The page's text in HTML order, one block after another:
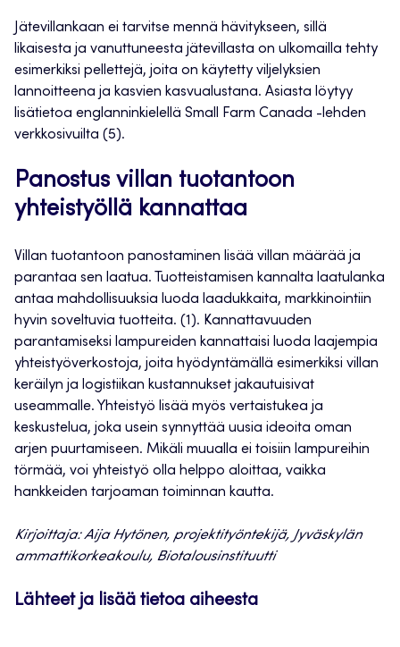
Jätevillankaan ei tarvitse mennä hävitykseen, sillä
likaisesta ja vanuttuneesta jätevillasta on ulkomailla tehty
esimerkiksi pellettejä, joita on käytetty viljelyksien
lannoitteena ja kasvien kasvualustana. Asiasta löytyy
lisätietoa englanninkielellä Small Farm Canada -lehden
verkkosivuilta (5).
Panostus villan tuotantoon
yhteistyöllä kannattaa
Villan tuotantoon panostaminen lisää villan määrää ja
parantaa sen laatua. Tuotteistamisen kannalta laatulanka
antaa mahdollisuuksia luoda laadukkaita, markkinointiin
hyvin soveltuvia tuotteita. (1). Kannattavuuden
parantamiseksi lampureiden kannattaisi luoda laajempia
yhteistyöverkostoja, joita hyödyntämällä esimerkiksi villan
keräilyn ja logistiikan kustannukset jakautuisivat
useammalle. Yhteistyö lisää myös vertaistukea ja
keskustelua, joka usein synnyttää uusia ideoita oman
arjen puurtamiseen. Mikäli muualla ei toisiin lampureihin
törmää, voi yhteistyö olla helppo aloittaa, vaikka
hankkeiden tarjoaman toiminnan kautta.
Kirjoittaja: Aija Hytönen, projektityöntekijä, Jyväskylän
ammattikorkeakoulu, Biotalousinstituutti
Lähteet ja lisää tietoa aiheesta